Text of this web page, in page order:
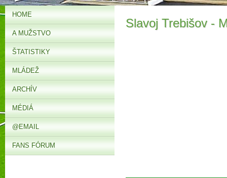
Slavoj Trebišov -
HOME
A MUŽSTVO
ŠTATISTIKY
MLÁDEŽ
ARCHÍV
MÉDIÁ
@EMAIL
FANS FÓRUM